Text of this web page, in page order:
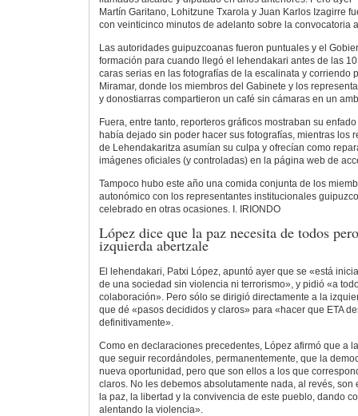
Martín Garitano, Lohitzune Txarola y Juan Karlos Izagirre
con veinticinco minutos de adelanto sobre la convocatoria
Las autoridades guipuzcoanas fueron puntuales y el
formación para cuando llegó el lehendakari antes de las
caras serias en las fotografías de la escalinata y corriendo
Miramar, donde los miembros del Gabinete y los
y donostiarras compartieron un café sin cámaras en un
Fuera, entre tanto, reporteros gráficos mostraban su
había dejado sin poder hacer sus fotografías, mientras los
de Lehendakaritza asumían su culpa y ofrecían como
imágenes oficiales (y controladas) en la página web de
Tampoco hubo este año una comida conjunta de los
autonómico con los representantes institucionales
celebrado en otras ocasiones. I. IRIONDO
López dice que la paz necesita de todos
izquierda abertzale
El lehendakari, Patxi López, apuntó ayer que se «está
de una sociedad sin violencia ni terrorismo», y pidió «a
colaboración». Pero sólo se dirigió directamente a la
que dé «pasos decididos y claros» para «hacer que ETA
definitivamente».
Como en declaraciones precedentes, López afirmó que a
que seguir recordándoles, permanentemente, que la
nueva oportunidad, pero que son ellos a los que
claros. No les debemos absolutamente nada, al revés,
la paz, la libertad y la convivencia de este pueblo, dando
alentando la violencia».